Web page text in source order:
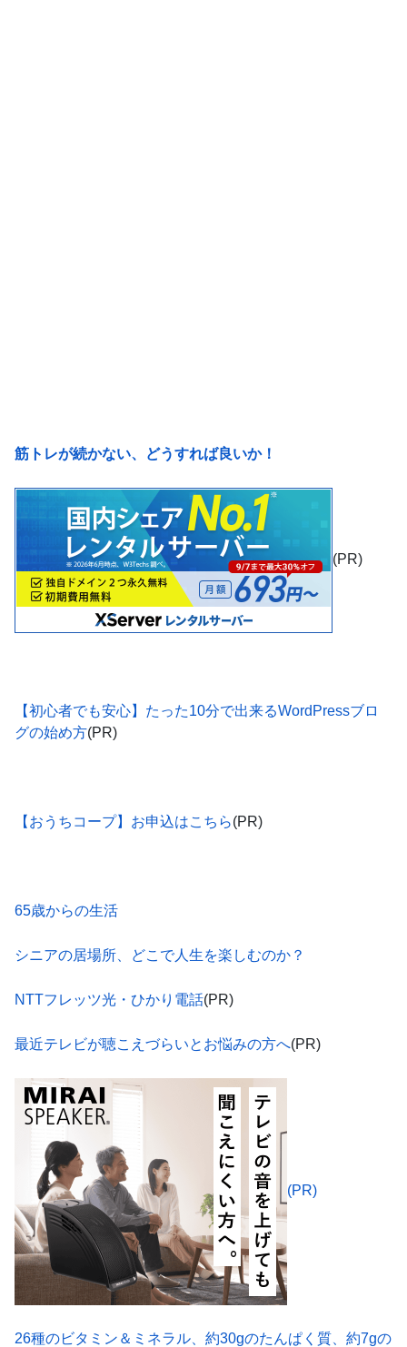
筋トレが続かない、どうすれば良いか！
(PR)
【初心者でも安心】たった10分で出来るWordPressブロ
グの始め方(PR)
【おうちコープ】お申込はこちら(PR)
65歳からの生活
シニアの居場所、どこで人生を楽しむのか？
NTTフレッツ光・ひかり電話(PR)
最近テレビが聴こえづらいとお悩みの方へ(PR)
(PR)
26種のビタミン＆ミネラル、約30gのたんぱく質、約7gの